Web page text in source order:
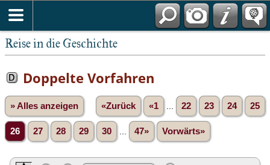
Reise in die Geschichte
Doppelte Vorfahren
» Alles anzeigen «Zurück «1 22 23 24 25
26 27 28 29 30 47» Vorwärts»